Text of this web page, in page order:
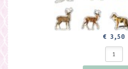
€ 3,50